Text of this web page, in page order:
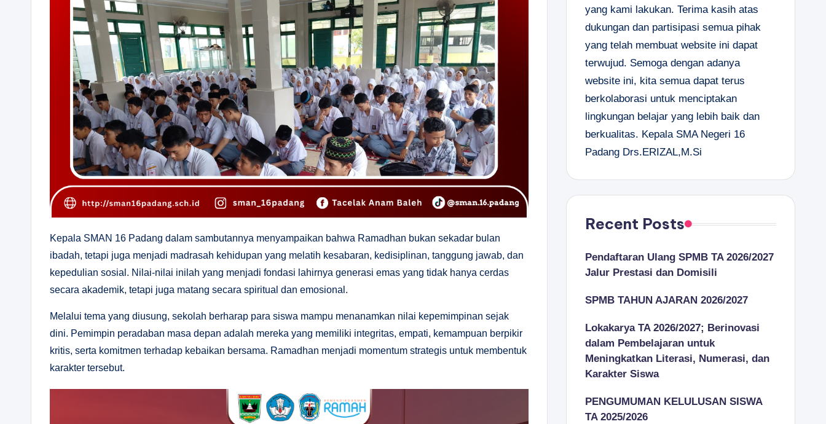
Kepala SMAN 16 Padang dalam sambutannya menyampaikan bahwa Ramadhan bukan sekadar bulan
ibadah, tetapi juga menjadi madrasah kehidupan yang melatih kesabaran, kedisiplinan, tanggung jawab, dan
kepedulian sosial. Nilai-nilai inilah yang menjadi fondasi lahirnya generasi emas yang tidak hanya cerdas
secara akademik, tetapi juga matang secara spiritual dan emosional.
Melalui tema yang diusung, sekolah berharap para siswa mampu menanamkan nilai kepemimpinan sejak
dini. Pemimpin peradaban masa depan adalah mereka yang memiliki integritas, empati, kemampuan berpikir
kritis, serta komitmen terhadap kebaikan bersama. Ramadhan menjadi momentum strategis untuk membentuk
karakter tersebut.
yang kami lakukan. Terima kasih atas
dukungan dan partisipasi semua pihak
yang telah membuat website ini dapat
terwujud. Semoga dengan adanya
website ini, kita semua dapat terus
berkolaborasi untuk menciptakan
lingkungan belajar yang lebih baik dan
berkualitas. Kepala SMA Negeri 16
PadangDrs.ERIZAL,M.Si
Recent Posts
Pendaftaran Ulang SPMB TA 2026/2027
Jalur Prestasi dan Domisili
SPMB TAHUN AJARAN 2026/2027
Lokakarya TA 2026/2027; Berinovasi
dalam Pembelajaran untuk
Meningkatkan Literasi, Numerasi, dan
Karakter Siswa
PENGUMUMAN KELULUSAN SISWA
TA 2025/2026